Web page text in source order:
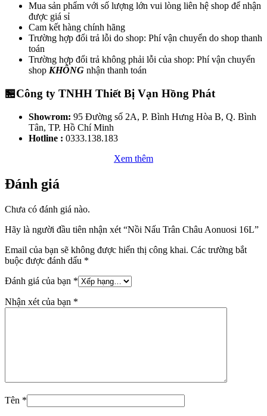
Mua sản phẩm với số lượng lớn vui lòng liên hệ shop để nhận
được giá sỉ
Cam kết hàng chính hãng
Trường hợp đổi trả lỗi do shop: Phí vận chuyển do shop thanh
toán
Trường hợp đổi trả không phải lỗi của shop: Phí vận chuyển
shop KHÔNG nhận thanh toán
🏪Công ty TNHH Thiết Bị Vạn Hồng Phát
Showrom: 95 Đường số 2A, P. Bình Hưng Hòa B, Q. Bình
Tân, TP. Hồ Chí Minh
Hotline : 0333.138.183
Xem thêm
Đánh giá
Chưa có đánh giá nào.
Hãy là người đầu tiên nhận xét “Nồi Nấu Trân Châu Aonuosi 16L”
Email của bạn sẽ không được hiển thị công khai. Các trường bắt
buộc được đánh dấu *
Đánh giá của bạn *
Nhận xét của bạn *
Tên *